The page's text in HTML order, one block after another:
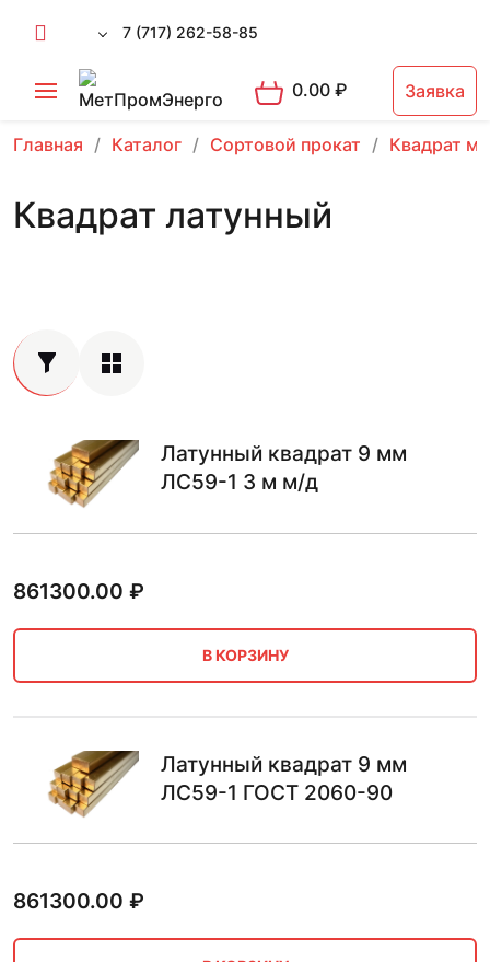
7 (717) 262-58-85
0.00₽ Заявка
Главная Каталог Сортовой прокат Квадрат
Квадрат латунный
Латунный квадрат 9 мм
ЛС59-1 3 м м/д
861300.00 ₽
В КОРЗИНУ
Латунный квадрат 9 мм
ЛС59-1 ГОСТ 2060-90
861300.00 ₽